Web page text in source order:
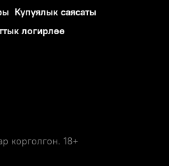
Купуялык саясаты
логирлөө
корголгон. 18+